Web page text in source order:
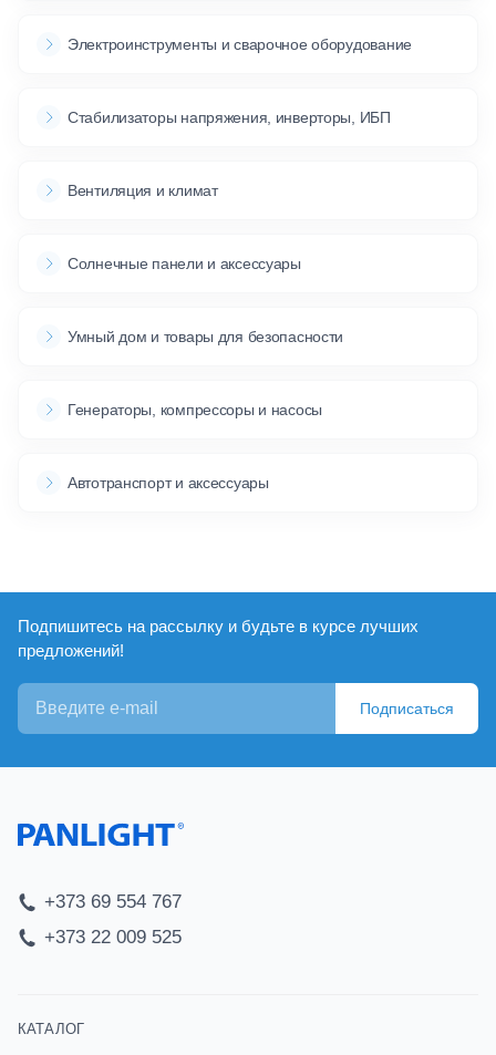
Электроинструменты и сварочное оборудование
Стабилизаторы напряжения, инверторы, ИБП
Вентиляция и климат
Солнечные панели и аксессуары
Умный дом и товары для безопасности
Генераторы, компрессоры и насосы
Автотранспорт и аксессуары
Подпишитесь на рассылку и будьте в курсе лучших
предложений!
Подписаться
+373 69 554 767
+373 22 009 525
КАТАЛОГ